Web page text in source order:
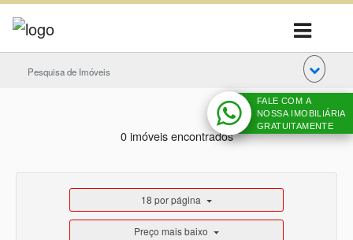
Pesquisa de Imóveis
0 imóveis encontrados
18 por página
Preço mais baixo
FALE COM A
NOSSA IMOBILIÁRIA
GRATUITAMENTE